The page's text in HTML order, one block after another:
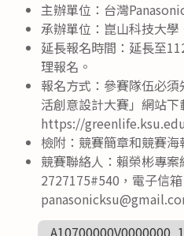
主辦單位：台灣
承辦單位：崑山科技大學
延長報名時間：延長至
理報名。
報名方式：參賽隊伍必
活創意設計大賽」網站下
https://
檢附：競賽簡章和競賽海
競賽聯絡人：賴榮彬專
2727175#540，電子信箱